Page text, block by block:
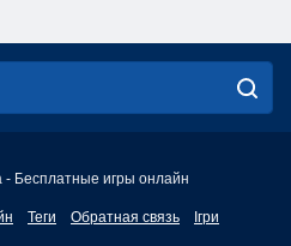
Бесплатные игры онлайн
Теги Обратная связь Ігри